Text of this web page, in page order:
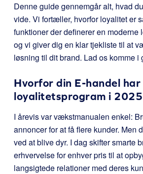
Denne guide gennemgår alt, hvad
vide. Vi fortæller, hvorfor loyalitet er
funktioner der definerer en moderne
og vi giver dig en klar tjekliste til at
løsning til dit brand. Lad os komme i
Hvorfor din E-handel
loyalitetsprogram i 2025
I årevis var vækstmanualen enkel:
annoncer for at få flere kunder. Men
ved at blive dyr. I dag skifter smarte
erhvervelse for enhver pris til at
langsigtede relationer med deres